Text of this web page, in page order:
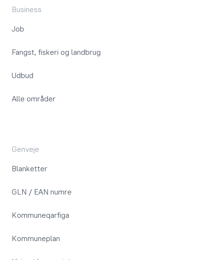
Business
Job
Fangst, fiskeri og landbrug
Udbud
Alle områder
Genveje
Blanketter
GLN / EAN numre
Kommuneqarfiga
Kommuneplan